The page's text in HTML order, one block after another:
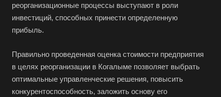
реорганизационные процессы выступают в роли
инвестиций, способных принести определенную
прибыль.
Правильно проведенная оценка стоимости предприятия
в целях реорганизации в Когалыме позволяет выбрать
оптимальные управленческие решения, повысить
конкурентоспособность, заложить основу его
Абакан
Азов
Аксай